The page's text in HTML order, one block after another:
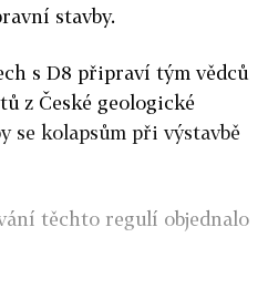
stavby.
s D8 připraví tým vědců
z České geologické
se kolapsům při výstavbě
těchto regulí objednalo